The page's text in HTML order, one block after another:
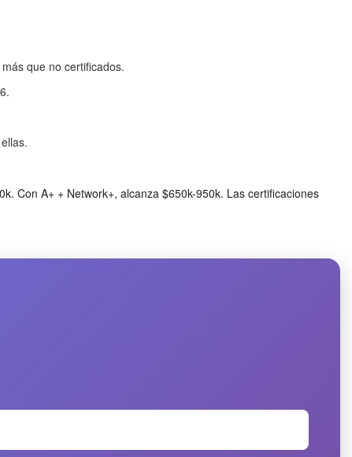
que no certificados.
Con A+ + Network+, alcanza $650k-950k. Las certificaciones